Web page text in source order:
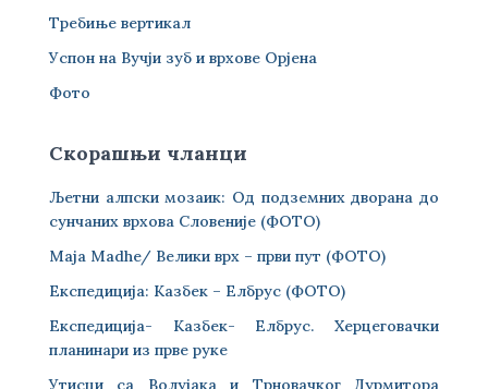
Требиње вертикал
Успон на Вучји зуб и врхове Орјена
Фото
Скорашњи чланци
Љетни алпски мозаик: Од подземних дворана до
сунчаних врхова Словеније (ФОТО)
Maja Madhe/ Велики врх – први пут (ФОТО)
Експедиција: Казбек – Елбрус (ФОТО)
Експедиција- Казбек- Елбрус. Херцеговачки
планинари из прве руке